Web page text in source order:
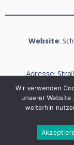
Website:
Adresse:
E-Mail:
Telefon: +49
Wir verwenden
unserer Website
weiterhin